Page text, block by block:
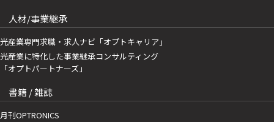
人材/事業継承
光産業専門求職・求人ナビ「オプトキャリア」
光産業に特化した事業継承コンサルティング
「オプトパートナーズ」
書籍 / 雑誌
月刊OPTRONICS